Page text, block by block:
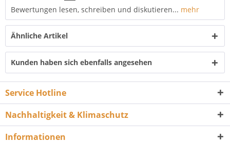
Bewertungen lesen, schreiben und diskutieren... mehr
Ähnliche Artikel
Kunden haben sich ebenfalls angesehen
Service Hotline
Nachhaltigkeit & Klimaschutz
Informationen